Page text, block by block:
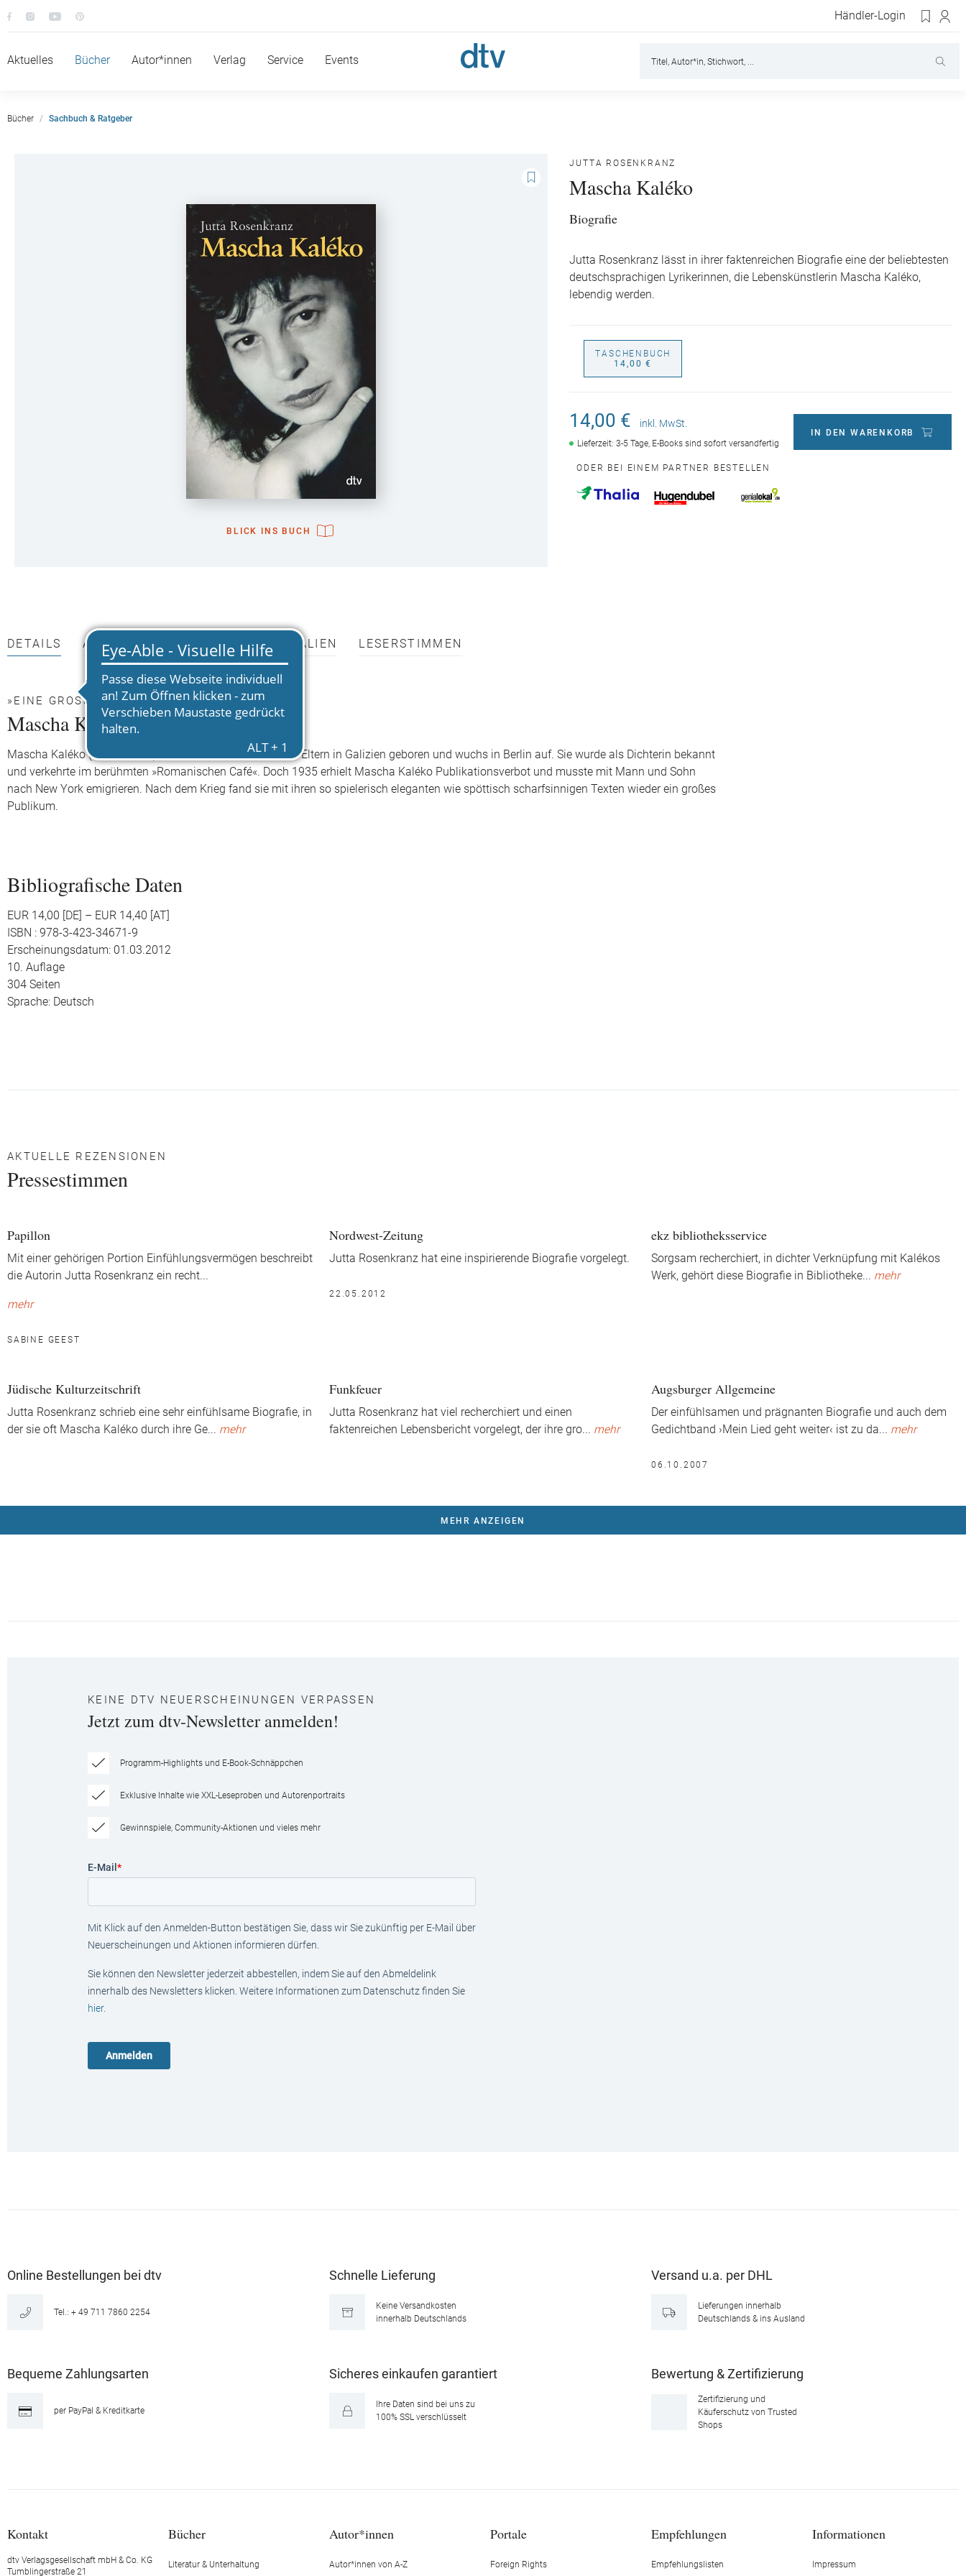
Händler-Login
Aktuelles Bücher Autor*innen Verlag Service Events
Bücher Sachbuch & Ratgeber
BLICK INS BUCH
JUTTA ROSENKRANZ
Mascha Kaléko
Biografie
Jutta Rosenkranz lässt in ihrer faktenreichen Biografie eine der beliebtesten
deutschsprachigen Lyrikerinnen, die Lebenskünstlerin Mascha Kaléko,
lebendig werden.
TASCHENBUCH
14,00 €
14,00 € inkl. MwSt.
Lieferzeit: 3-5 Tage, E-Books sind sofort versandfertig
IN DEN WARENKORB
ODER BEI EINEM PARTNER BESTELLEN
DETAILS AUTOR*INNEN PRESSEMATERIALIEN LESERSTIMMEN
»EINE GROSSE BIOGRAFIE.« DER SPIEGEL
Mascha Kaléko
Mascha Kaléko (1907 - 1975) wurde als Tochter jüdischer Eltern in Galizien geboren und wuchs in Berlin auf. Sie wurde als Dichterin bekannt
und verkehrte im berühmten »Romanischen Café«. Doch 1935 erhielt Mascha Kaléko Publikationsverbot und musste mit Mann und Sohn
nach New York emigrieren. Nach dem Krieg fand sie mit ihren so spielerisch eleganten wie spöttisch scharfsinnigen Texten wieder ein großes
Publikum.
Bibliografische Daten
EUR 14,00 [DE] – EUR 14,40 [AT]
ISBN : 978-3-423-34671-9
Erscheinungsdatum: 01.03.2012
10. Auflage
304 Seiten
Sprache: Deutsch
AKTUELLE REZENSIONEN
Pressestimmen
Papillon
Mit einer gehörigen Portion Einfühlungsvermögen beschreibt
die Autorin Jutta Rosenkranz ein recht...
mehr
SABINE GEEST
Nordwest-Zeitung
Jutta Rosenkranz hat eine inspirierende Biografie vorgelegt.
22.05.2012
ekz bibliotheksservice
Sorgsam recherchiert, in dichter Verknüpfung mit Kalékos
Werk, gehört diese Biografie in Bibliotheke... mehr
Jüdische Kulturzeitschrift
Jutta Rosenkranz schrieb eine sehr einfühlsame Biografie, in
der sie oft Mascha Kaléko durch ihre Ge... mehr
Funkfeuer
Jutta Rosenkranz hat viel recherchiert und einen
faktenreichen Lebensbericht vorgelegt, der ihre gro... mehr
Augsburger Allgemeine
Der einfühlsamen und prägnanten Biografie und auch dem
Gedichtband ›Mein Lied geht weiter‹ ist zu da... mehr
06.10.2007
MEHR ANZEIGEN
KEINE DTV NEUERSCHEINUNGEN VERPASSEN
Jetzt zum dtv-Newsletter anmelden!
Programm-Highlights und E-Book-Schnäppchen
Exklusive Inhalte wie XXL-Leseproben und Autorenportraits
Gewinnspiele, Community-Aktionen und vieles mehr
E-Mail *
Mit Klick auf den Anmelden-Button bestätigen Sie, dass wir Sie zukünftig per E-Mail über
Neuerscheinungen und Aktionen informieren dürfen.
Sie können den Newsletter jederzeit abbestellen, indem Sie auf den Abmeldelink
innerhalb des Newsletters klicken. Weitere Informationen zum Datenschutz finden Sie
hier.
Online Bestellungen bei dtv
Tel.: + 49 711 7860 2254
Schnelle Lieferung
Keine Versandkosten
innerhalb Deutschlands
Versand u.a. per DHL
Lieferungen innerhalb
Deutschlands & ins Ausland
Bequeme Zahlungsarten
per PayPal & Kreditkarte
Sicheres einkaufen garantiert
Ihre Daten sind bei uns zu
100% SSL verschlüsselt
Bewertung & Zertifizierung
Zertifizierung und
Käuferschutz von Trusted
Shops
Kontakt
dtv Verlagsgesellschaft mbH & Co. KG
Tumblingerstraße 21
Bücher
Literatur & Unterhaltung
Autor*innen
Autor*innen von A-Z
Portale
Foreign Rights
Empfehlungen
Empfehlungslisten
Informationen
Impressum